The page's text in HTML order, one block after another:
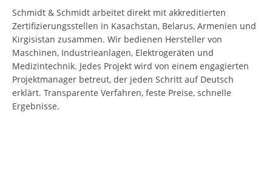
Schmidt & Schmidt arbeitet direkt mit akkreditierten
Zertifizierungsstellen in Kasachstan, Belarus, Armenien und
Kirgisistan zusammen. Wir bedienen Hersteller von
Maschinen, Industrieanlagen, Elektrogeräten und
Medizintechnik. Jedes Projekt wird von einem engagierten
Projektmanager betreut, der jeden Schritt auf Deutsch
erklärt. Transparente Verfahren, feste Preise, schnelle
Ergebnisse.